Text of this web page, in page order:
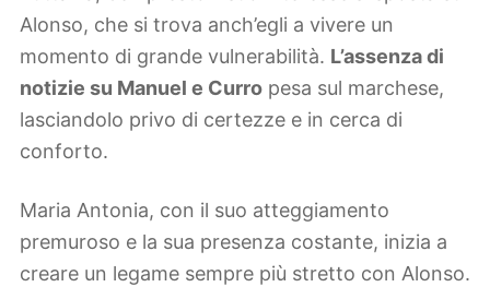
Alonso, che si trova anch’egli a vivere un
momento di grande vulnerabilità. L’assenza di
notizie su Manuel e Curro pesa sul marchese,
lasciandolo privo di certezze e in cerca di
conforto.
Maria Antonia, con il suo atteggiamento
premuroso e la sua presenza costante, inizia a
creare un legame sempre più stretto con Alonso.